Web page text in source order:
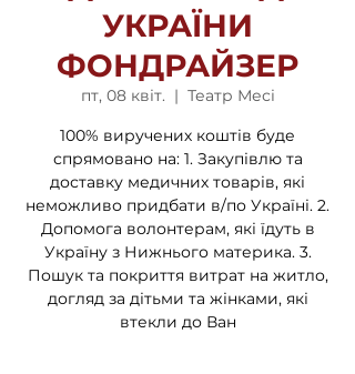
УКРАЇНИ
ФОНДРАЙЗЕР
пт, 08 квіт.
  |
Театр Месі
100% виручених коштів буде
спрямовано на: 1. Закупівлю та
доставку медичних товарів, які
неможливо придбати в/по Україні. 2.
Допомога волонтерам, які їдуть в
Україну з Нижнього материка. 3.
Пошук та покриття витрат на житло,
догляд за дітьми та жінками, які
втекли до Ван